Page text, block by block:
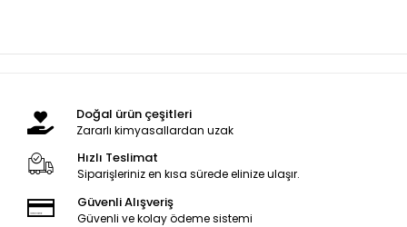
Doğal ürün çeşitleri
Zararlı kimyasallardan uzak
Hızlı Teslimat
Siparişleriniz en kısa sürede elinize ulaşır.
Güvenli Alışveriş
Güvenli ve kolay ödeme sistemi